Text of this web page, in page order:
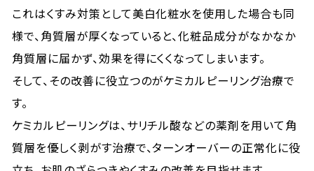
これはくすみ対策として美白化粧水を使用した場合も同
様で、角質層が厚くなっていると、化粧品成分がなかなか
角質層に届かず、効果を得にくくなってしまいます。
そして、その改善に役立つのがケミカルピーリング治療で
す。
ケミカルピーリングは、サリチル酸などの薬剤を用いて角
質層を優しく剥がす治療で、ターンオーバーの正常化に役